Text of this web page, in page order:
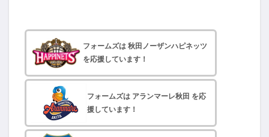
フォームズは 秋田ノーザンハピネッツ
を応援しています！
フォームズは アランマーレ秋田 を応
援しています！